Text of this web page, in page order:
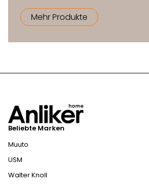
Mehr Produkte
Beliebte Marken
Muuto
USM
Walter Knoll